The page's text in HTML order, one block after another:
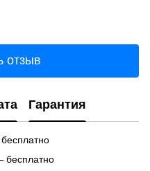
отзыв
Гарантия
бесплатно